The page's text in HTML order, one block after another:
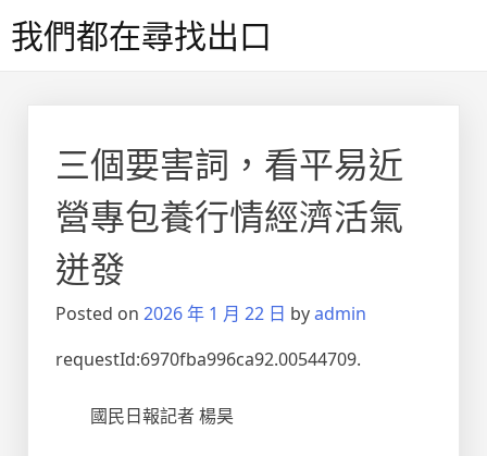
to我們都在尋找出口
三個要害詞，看平易近
營專包養行情經濟活氣
迸發
Posted on 2026 年 1 月 22 日 byadmin
requestId:6970fba996ca92.00544709.
國民日報記者 楊昊